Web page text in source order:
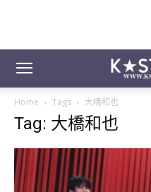
Home Tags 大橋和也
Tag: 大橋和也